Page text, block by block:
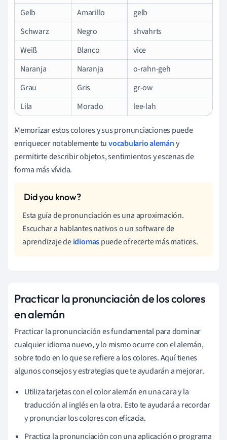
Gelb
Amarillo
gelb
Schwarz
Negro
shvahrts
Weiß
Blanco
vice
Naranja
Naranja
o-rahn-geh
Grau
Gris
gr-ow
Lila
Morado lee-lah
Memorizar estos colores y sus pronunciaciones puede
enriquecer notablemente tuvocabulario alemány
permitirte describir objetos, sentimientos y escenas de
forma más vívida.
Esta guía de pronunciación es una aproximación.
Escuchar a hablantes nativos o un software de
aprendizaje deidiomaspuede ofrecerte más matices.
Practicar la pronunciación de los colores
en alemán
Practicar la pronunciación es fundamental para dominar
cualquier idioma nuevo, y lo mismo ocurre con el alemán,
sobre todo en lo que se refiere a los colores. Aquí tienes
algunos consejos y estrategias que te ayudarán a mejorar.
Utiliza tarjetas con el color alemán en una cara y la
traducción al inglés en la otra. Esto te ayudará a recordar
y pronunciar los colores con eficacia.
Practica la pronunciación con una aplicación o programa